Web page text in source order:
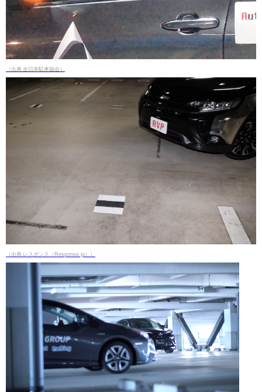
（出典 全日本駐車協会）
（出典 レスポンス（Response.jp））